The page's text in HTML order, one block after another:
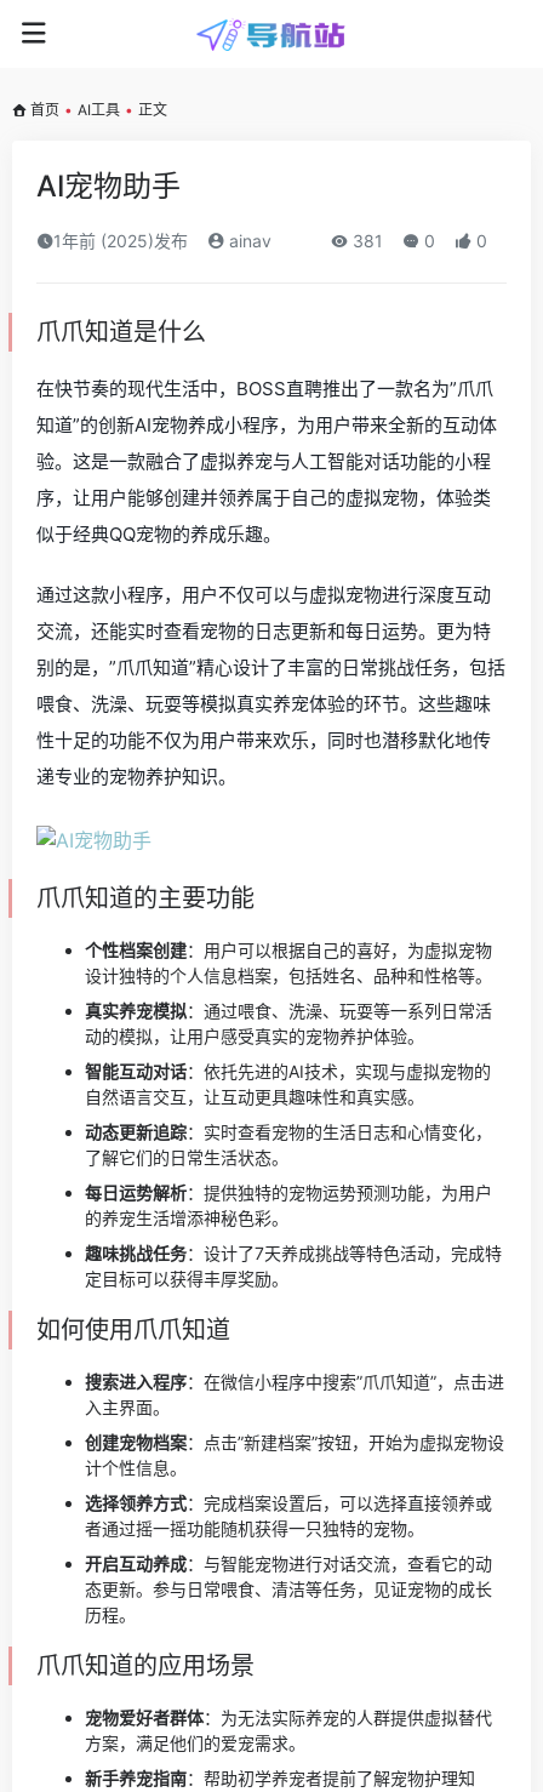
首页 • AI工具 • 正文
AI宠物助手
1年前 (2025)发布 ainav 381 0 0
爪爪知道是什么
在快节奏的现代生活中，BOSS直聘推出了一款名为”爪爪
知道”的创新AI宠物养成小程序，为用户带来全新的互动体
验。这是一款融合了虚拟养宠与人工智能对话功能的小程
序，让用户能够创建并领养属于自己的虚拟宠物，体验类
似于经典QQ宠物的养成乐趣。
通过这款小程序，用户不仅可以与虚拟宠物进行深度互动
交流，还能实时查看宠物的日志更新和每日运势。更为特
别的是，”爪爪知道”精心设计了丰富的日常挑战任务，包括
喂食、洗澡、玩耍等模拟真实养宠体验的环节。这些趣味
性十足的功能不仅为用户带来欢乐，同时也潜移默化地传
递专业的宠物养护知识。
爪爪知道的主要功能
个性档案创建：用户可以根据自己的喜好，为虚拟宠物
设计独特的个人信息档案，包括姓名、品种和性格等。
真实养宠模拟：通过喂食、洗澡、玩耍等一系列日常活
动的模拟，让用户感受真实的宠物养护体验。
智能互动对话：依托先进的AI技术，实现与虚拟宠物的
自然语言交互，让互动更具趣味性和真实感。
动态更新追踪：实时查看宠物的生活日志和心情变化，
了解它们的日常生活状态。
每日运势解析：提供独特的宠物运势预测功能，为用户
的养宠生活增添神秘色彩。
趣味挑战任务：设计了7天养成挑战等特色活动，完成特
定目标可以获得丰厚奖励。
如何使用爪爪知道
搜索进入程序：在微信小程序中搜索”爪爪知道”，点击进
入主界面。
创建宠物档案：点击”新建档案”按钮，开始为虚拟宠物设
计个性信息。
选择领养方式：完成档案设置后，可以选择直接领养或
者通过摇一摇功能随机获得一只独特的宠物。
开启互动养成：与智能宠物进行对话交流，查看它的动
态更新。参与日常喂食、清洁等任务，见证宠物的成长
历程。
爪爪知道的应用场景
宠物爱好者群体：为无法实际养宠的人群提供虚拟替代
方案，满足他们的爱宠需求。
新手养宠指南：帮助初学养宠者提前了解宠物护理知